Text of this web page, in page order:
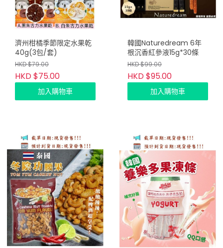
濟州柑橘季節限定水果乾
40g(3包/套)
HKD $79.00
HKD $75.00
加入購物車
韓國Naturedream 6年
根沉香紅參液15g*30條
HKD $99.00
HKD $95.00
加入購物車